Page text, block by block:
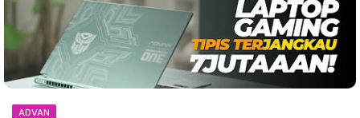
ADVAN